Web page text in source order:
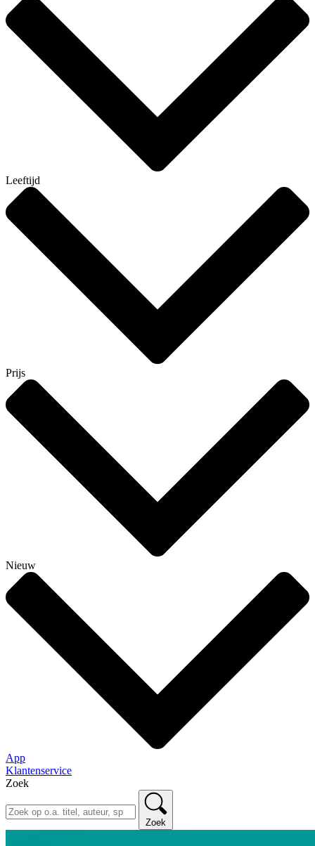
Leeftijd
Prijs
Nieuw
App
Klantenservice
Zoek
Zoek